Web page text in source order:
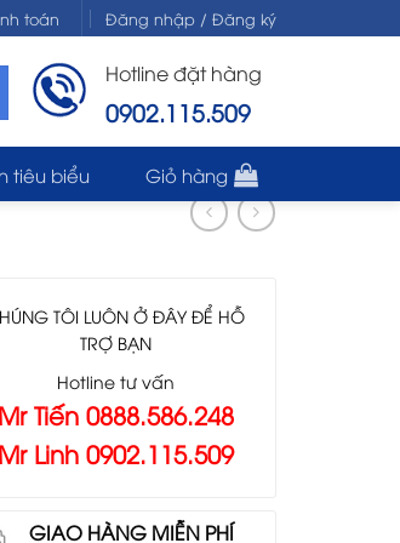
toán Đăng nhập / Đăng ký
Hotline đặt hàng
0902.115.509
tiêu biểu Giỏ hàng
TÔI LUÔN Ở ĐÂY ĐỂ HỖ
TRỢ BẠN
Hotline tư vấn
Mr Tiến 0888.586.248
Mr Linh 0902.115.509
GIAO HÀNG MIỄN PHÍ